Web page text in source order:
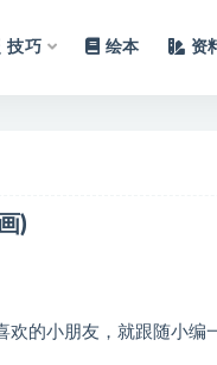
技巧 绘本 资
)
的小朋友，就跟随小编